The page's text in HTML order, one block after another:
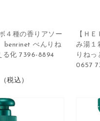
４種の香りアソー
benrinet べんりね
る化 7396-8894
（税込）
【Ｈ
み湯１
りね
0657